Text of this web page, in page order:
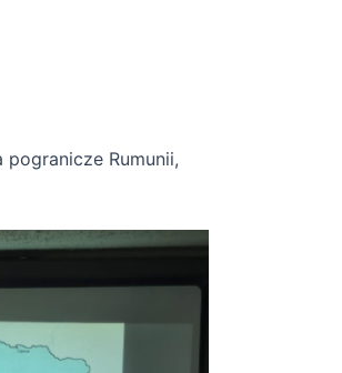
pogranicze Rumunii,